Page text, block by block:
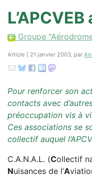
Groupe
Article | 21 janvier 2003, par
Pour renforcer son
contacts avec
préoccupation vis à
Ces associations se
collectif auquel
C.A.N.A.L. (Collectif
Nuisances de l’A